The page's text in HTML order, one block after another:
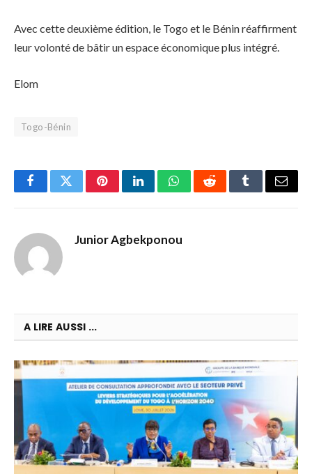
Avec cette deuxième édition, le Togo et le Bénin réaffirment
leur volonté de bâtir un espace économique plus intégré.
Elom
Togo-Bénin
FacebookTwitterPinterestLinkedInWhatsAppRedditTumblrEmail
Junior Agbekponou
A LIRE AUSSI ...